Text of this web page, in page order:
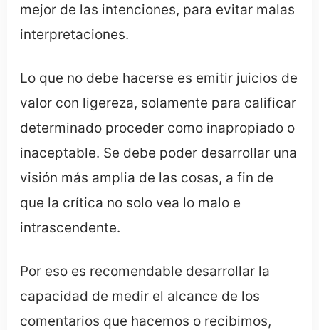
mejor de las intenciones, para evitar malas
interpretaciones.
Lo que no debe hacerse es emitir juicios de
valor con ligereza, solamente para calificar
determinado proceder como inapropiado o
inaceptable. Se debe poder desarrollar una
visión más amplia de las cosas, a fin de
que la crítica no solo vea lo malo e
intrascendente.
Por eso es recomendable desarrollar la
capacidad de medir el alcance de los
comentarios que hacemos o recibimos,